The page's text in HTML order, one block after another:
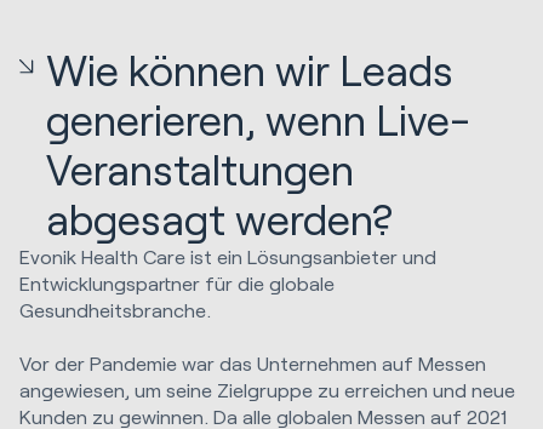
Wie können wir Leads
generieren, wenn Live-
Veranstaltungen
abgesagt werden?
Evonik Health Care ist ein Lösungsanbieter und
Entwicklungspartner für die globale
Gesundheitsbranche.
Vor der Pandemie war das Unternehmen auf Messen
angewiesen, um seine Zielgruppe zu erreichen und neue
Kunden zu gewinnen. Da alle globalen Messen auf 2021